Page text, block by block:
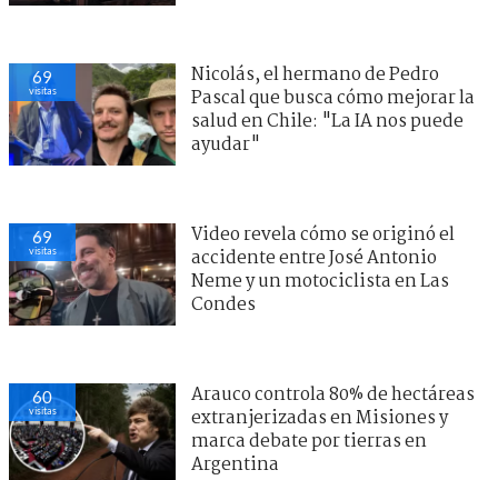
69
visitas
Nicolás, el hermano de Pedro
Pascal que busca cómo mejorar la
salud en Chile: "La IA nos puede
ayudar"
69
visitas
Video revela cómo se originó el
accidente entre José Antonio
Neme y un motociclista en Las
Condes
60
visitas
Arauco controla 80% de hectáreas
extranjerizadas en Misiones y
marca debate por tierras en
Argentina